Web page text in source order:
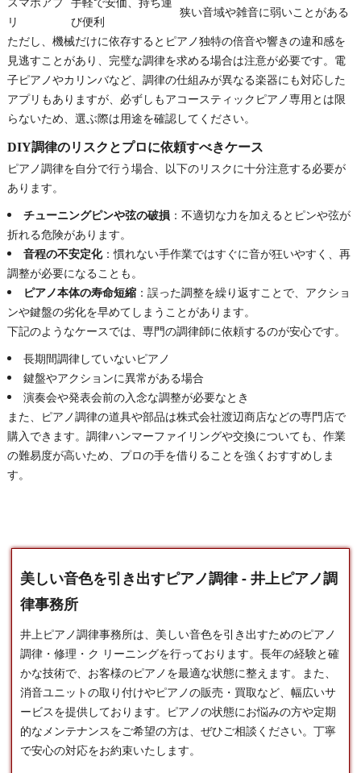
リ
び便利
狭い音域や雑音に弱いことがある
ただし、機械だけに依存するとピアノ独特の倍音や響きの違和感を
見逃すことがあり、完璧な調律を求める場合は注意が必要です。電
子ピアノやカリンバなど、調律の仕組みが異なる楽器にも対応した
アプリもありますが、必ずしもアコースティックピアノ専用とは限
らないため、選ぶ際は用途を確認してください。
DIY調律のリスクとプロに依頼すべきケース
ピアノ調律を自分で行う場合、以下のリスクに十分注意する必要が
あります。
チューニングピンや弦の破損：不適切な力を加えるとピンや弦が
折れる危険があります。
音程の不安定化：慣れない手作業ではすぐに音が狂いやすく、再
調整が必要になることも。
ピアノ本体の寿命短縮：誤った調整を繰り返すことで、アクショ
ンや鍵盤の劣化を早めてしまうことがあります。
下記のようなケースでは、専門の調律師に依頼するのが安心です。
長期間調律していないピアノ
鍵盤やアクションに異常がある場合
演奏会や発表会前の入念な調整が必要なとき
また、ピアノ調律の道具や部品は株式会社渡辺商店などの専門店で
購入できます。調律ハンマーファイリングや交換についても、作業
の難易度が高いため、プロの手を借りることを強くおすすめしま
す。
美しい音色を引き出すピアノ調律 - 井上ピアノ調
律事務所
井上ピアノ調律事務所は、美しい音色を引き出すためのピアノ
調律・修理・ク リーニングを行っております。長年の経験と確
かな技術で、お客様のピアノを最適な状態に整えます。また、
消音ユニットの取り付けやピアノの販売・買取など、幅広いサ
ービスを提供しております。ピアノの状態にお悩みの方や定期
的なメンテナンスをご希望の方は、ぜひご相談ください。丁寧
で安心の対応をお約束いたします。